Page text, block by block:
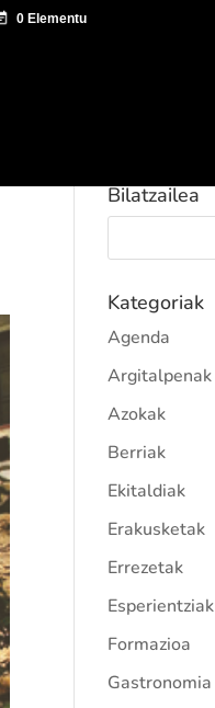
Bilatzailea
Kategoriak
Agenda
Argitalpenak
Azokak
Berriak
Ekitaldiak
Erakusketak
Errezetak
Esperientziak
Formazioa
Gastronomia